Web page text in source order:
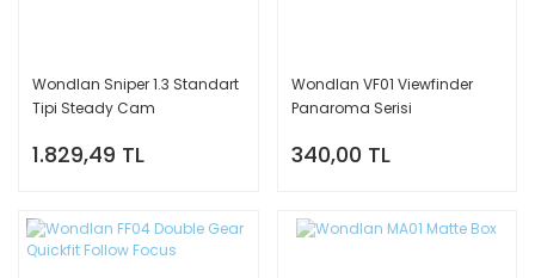
Wondlan Sniper 1.3 Standart
Tipi Steady Cam
1.829,49 TL
Wondlan VF01 Viewfinder
Panaroma Serisi
340,00 TL